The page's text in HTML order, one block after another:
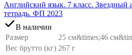
Английский язык. 7 класс. Звездный
тетрадь. ФП 2023
В наличии
Размер
25 см&times;46
Вес брутто (кг) 267 г